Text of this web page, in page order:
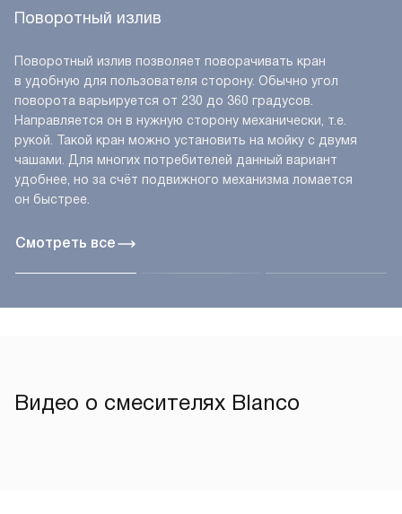
Смотреть все
Поворотный излив
Поворотный излив позволяет поворачивать кран
в удобную для пользователя сторону. Обычно угол
поворота варьируется от 230 до 360 градусов.
Направляется он в нужную сторону механически, т.е.
рукой. Такой кран можно установить на мойку с двумя
чашами. Для многих потребителей данный вариант
удобнее, но за счёт подвижного механизма ломается
он быстрее.
Видео о смесителях Blanco